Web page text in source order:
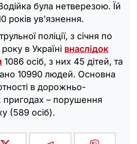
була нетверезою. Їй
років ув'язнення.
поліції, з січня по
в Україні внаслідок
1086 осіб, з них 45 дітей, та
10990 людей. Основна
в дорожньо-
пригодах – порушення
(589 осіб).